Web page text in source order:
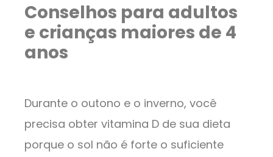
Conselhos para adultos
e crianças maiores de 4
anos
Durante o outono e o inverno, você
precisa obter vitamina D de sua dieta
porque o sol não é forte o suficiente